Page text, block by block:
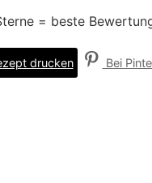
= beste
drucken Bei